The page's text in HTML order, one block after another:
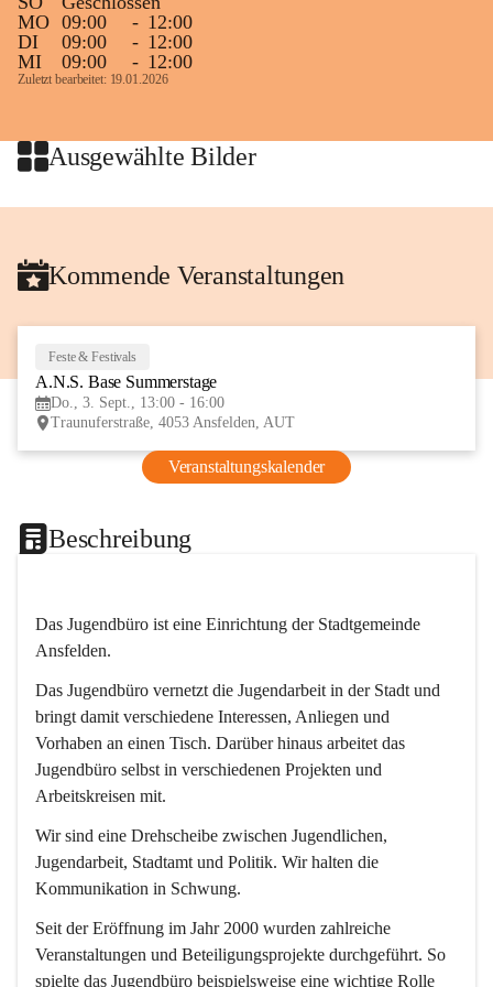
MO 09:00 - 12:00
DI
09:00 - 12:00
MI
09:00 - 12:00
Zuletzt bearbeitet: 19.01.2026
Ausgewählte Bilder
Kommende Veranstaltungen
Feste & Festivals
A.N.S. Base Summerstage
Do., 3. Sept., 13:00 - 16:00
Traunuferstraße, 4053 Ansfelden, AUT
Veranstaltungskalender
Beschreibung
Das Jugendbüro ist eine Einrichtung der Stadtgemeinde
Ansfelden.
Das Jugendbüro vernetzt die Jugendarbeit in der Stadt und
bringt damit verschiedene Interessen, Anliegen und
Vorhaben an einen Tisch. Darüber hinaus arbeitet das
Jugendbüro selbst in verschiedenen Projekten und
Arbeitskreisen mit.
Wir sind eine Drehscheibe zwischen Jugendlichen,
Jugendarbeit, Stadtamt und Politik. Wir halten die
Kommunikation in Schwung.
Seit der Eröffnung im Jahr 2000 wurden zahlreiche
Veranstaltungen und Beteiligungsprojekte durchgeführt. So
spielte das Jugendbüro beispielsweise eine wichtige Rolle